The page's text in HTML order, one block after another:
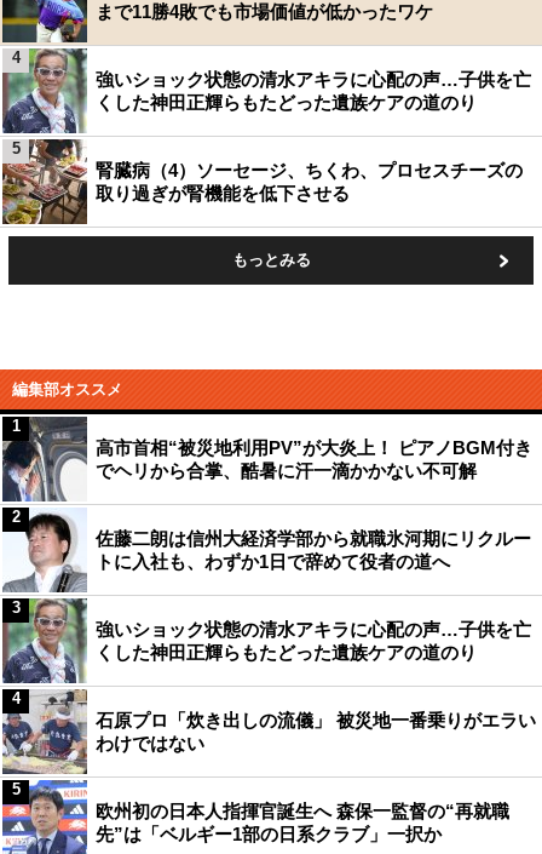
まで11勝4敗でも市場価値が低かったワケ
強いショック状態の清水アキラに心配の声…子供を亡
くした神田正輝らもたどった遺族ケアの道のり
4
腎臓病（4）ソーセージ、ちくわ、プロセスチーズの
取り過ぎが腎機能を低下させる
5
もっとみる
編集部オススメ
高市首相“被災地利用PV”が大炎上！ ピアノBGM付き
でヘリから合掌、酷暑に汗一滴かかない不可解
1
佐藤二朗は信州大経済学部から就職氷河期にリクルー
トに入社も、わずか1日で辞めて役者の道へ
2
強いショック状態の清水アキラに心配の声…子供を亡
くした神田正輝らもたどった遺族ケアの道のり
3
石原プロ「炊き出しの流儀」 被災地一番乗りがエラい
わけではない
4
欧州初の日本人指揮官誕生へ 森保一監督の“再就職
先”は「ベルギー1部の日系クラブ」一択か
5